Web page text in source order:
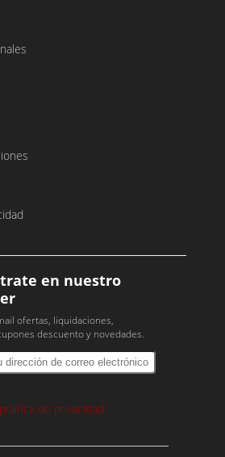
en nuestro
ofertas, liquidaciones,
descuento y novedades.
política de privacidad